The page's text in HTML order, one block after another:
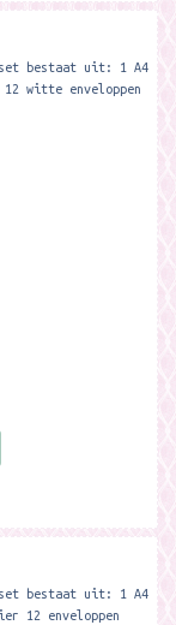
bestaat uit: 1 A4
witte enveloppen
bestaat uit: 1 A4
12 enveloppen